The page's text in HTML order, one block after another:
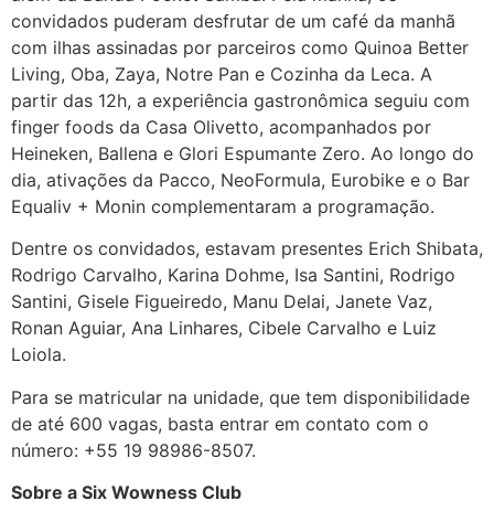
convidados puderam desfrutar de um café da manhã
com ilhas assinadas por parceiros como Quinoa Better
Living, Oba, Zaya, Notre Pan e Cozinha da Leca. A
partir das 12h, a experiência gastronômica seguiu com
finger foods da Casa Olivetto, acompanhados por
Heineken, Ballena e Glori Espumante Zero. Ao longo do
dia, ativações da Pacco, NeoFormula, Eurobike e o Bar
Equaliv + Monin complementaram a programação.
Dentre os convidados, estavam presentes Erich Shibata,
Rodrigo Carvalho, Karina Dohme, Isa Santini, Rodrigo
Santini, Gisele Figueiredo, Manu Delai, Janete Vaz,
Ronan Aguiar, Ana Linhares, Cibele Carvalho e Luiz
Loiola.
Para se matricular na unidade, que tem disponibilidade
de até 600 vagas, basta entrar em contato com o
número: +55 19 98986-8507.
Sobre a Six Wowness Club